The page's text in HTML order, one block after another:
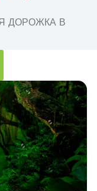
ДОРОЖКА В